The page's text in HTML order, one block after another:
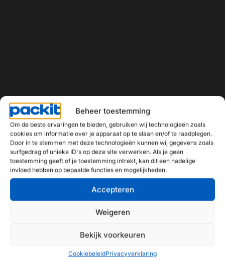
Beheer toestemming
Om de beste ervaringen te bieden, gebruiken wij technologieën zoals
cookies om informatie over je apparaat op te slaan en/of te raadplegen.
Door in te stemmen met deze technologieën kunnen wij gegevens zoals
surfgedrag of unieke ID's op deze site verwerken. Als je geen
toestemming geeft of je toestemming intrekt, kan dit een nadelige
invloed hebben op bepaalde functies en mogelijkheden.
Accepteren
Weigeren
Bekijk voorkeuren
CookiebeleidPrivacyverklaring